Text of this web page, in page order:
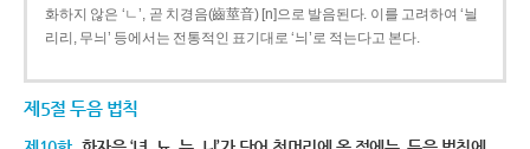
화하지 않은 ‘ㄴ’, 곧 치경음(齒莖音) [n]으로 발음된다. 이를 고려하여 ‘늴
리리, 무늬’ 등에서는 전통적인 표기대로 ‘늬’로 적는다고 본다.
제5절 두음 법칙